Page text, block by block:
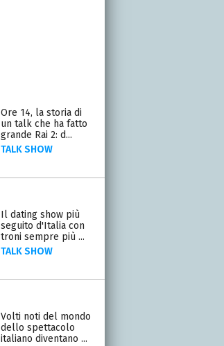
Ore 14, la storia di
un talk che ha fatto
grande Rai 2: d...
TALK SHOW
Il dating show più
seguito d'Italia con
troni sempre più ...
TALK SHOW
Volti noti del mondo
dello spettacolo
italiano diventano ...